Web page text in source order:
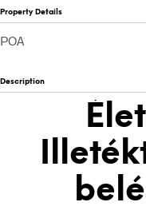
Property Details
POA
Description